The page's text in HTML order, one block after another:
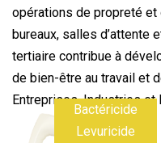
opérations de propreté et
bureaux, salles d’attente
tertiaire contribue à
de bien-être au travail et
Entreprises, Industries
Bactéricide
Levuricide